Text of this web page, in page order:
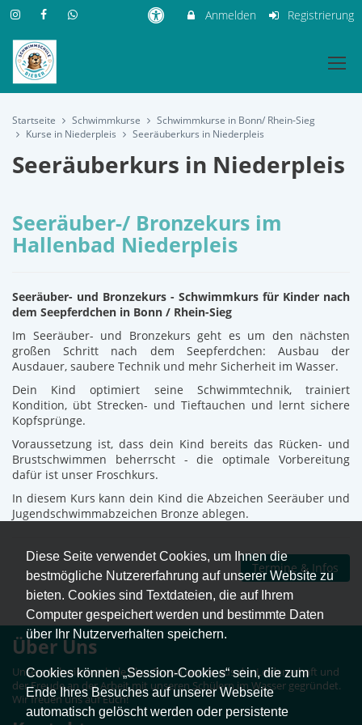
Diese Seite verwendet Cookies, um Ihnen die
bestmögliche Nutzererfahrung auf unserer Website zu
bieten. Cookies sind Textdateien, die auf Ihrem
Computer gespeichert werden und bestimmte Daten
über Ihr Nutzerverhalten speichern.
Cookies können „Session-Cookies“ sein, die zum
Ende Ihres Besuches auf unserer Webseite
automatisch gelöscht werden oder persistente
Anmelden Registrierung
Startseite Schwimmkurse
Schwimmkurse in Bonn/ Rhein-Sieg
Kurse in Niederpleis
Seeräuberkurs in Niederpleis
Seeräuberkurs in Niederpleis
Seeräuber-/ Bronzekurs im
Hallenbad Niederpleis
Seeräuber- und Bronzekurs - Schwimmkurs für Kinder nach
dem Seepferdchen in Bonn / Rhein-Sieg
Im Seeräuber- und Bronzekurs geht es um den nächsten
großen Schritt nach dem Seepferdchen: Ausbau der
Ausdauer, saubere Technik und mehr Sicherheit im Wasser.
Dein Kind optimiert seine Schwimmtechnik, trainiert
Kondition, übt Strecken- und Tieftauchen und lernt sichere
Kopfsprünge.
Voraussetzung ist, dass dein Kind bereits das Rücken- und
Brustschwimmen beherrscht - die optimale Vorbereitung
dafür ist unser Froschkurs.
In diesem Kurs kann dein Kind die Abzeichen Seeräuber und
Jugendschwimmabzeichen Bronze ablegen.
Termine & Infos
Über Uns
Unsere Schwimmschule Blue Ocean wurde aus der Leidenschaft und
der Freude an der Arbeit mit unseren Schülern im Wasser gegründet.
Wir freuen uns auf Euch!